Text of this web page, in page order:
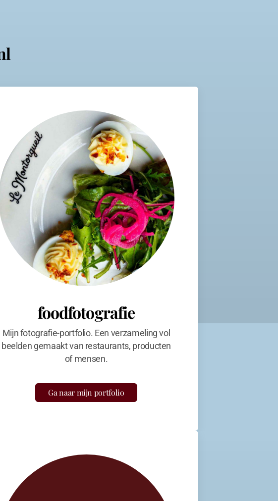
foodfotografie
Mijn fotografie-portfolio. Een verzameling vol
beelden gemaakt van restaurants, producten
of mensen.
Ga naar mijn portfolio